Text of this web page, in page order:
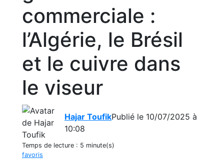
commerciale :
l’Algérie, le Brésil
et le cuivre dans
le viseur
Hajar ToufikPublié le 10/07/2025 à
10:08
Temps de lecture : 5 minute(s)
favoris